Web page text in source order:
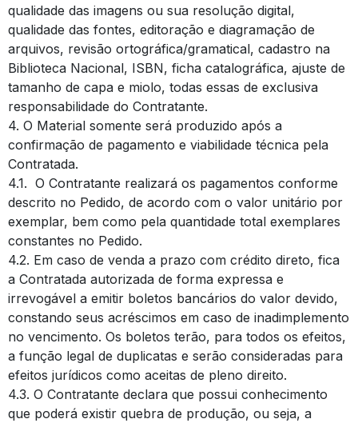
qualidade das imagens ou sua resolução digital,
qualidade das fontes, editoração e diagramação de
arquivos, revisão ortográfica/gramatical, cadastro na
Biblioteca Nacional, ISBN, ficha catalográfica, ajuste de
tamanho de capa e miolo, todas essas de exclusiva
responsabilidade do Contratante.
4. O Material somente será produzido após a
confirmação de pagamento e viabilidade técnica pela
Contratada.
4.1. O Contratante realizará os pagamentos conforme
descrito no Pedido, de acordo com o valor unitário por
exemplar, bem como pela quantidade total exemplares
constantes no Pedido.
4.2. Em caso de venda a prazo com crédito direto, fica
a Contratada autorizada de forma expressa e
irrevogável a emitir boletos bancários do valor devido,
constando seus acréscimos em caso de inadimplemento
no vencimento. Os boletos terão, para todos os efeitos,
a função legal de duplicatas e serão consideradas para
efeitos jurídicos como aceitas de pleno direito.
4.3. O Contratante declara que possui conhecimento
que poderá existir quebra de produção, ou seja, a